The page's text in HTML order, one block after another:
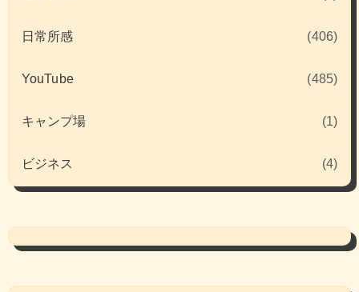
日常所感 (406)
YouTube (485)
キャンプ場 (1)
ビジネス (4)